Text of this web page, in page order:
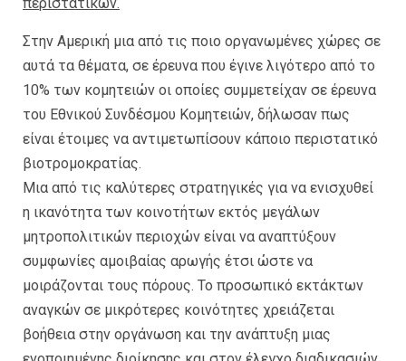
περιστατικών.
Στην Αμερική μια από τις ποιο οργανωμένες χώρες σε
αυτά τα θέματα, σε έρευνα που έγινε λιγότερο από το
10% των κομητειών οι οποίες συμμετείχαν σε έρευνα
του Εθνικού Συνδέσμου Κομητειών, δήλωσαν πως
είναι έτοιμες να αντιμετωπίσουν κάποιο περιστατικό
βιοτρομοκρατίας.
Μια από τις καλύτερες στρατηγικές για να ενισχυθεί
η ικανότητα των κοινοτήτων εκτός μεγάλων
μητροπολιτικών περιοχών είναι να αναπτύξουν
συμφωνίες αμοιβαίας αρωγής έτσι ώστε να
μοιράζονται τους πόρους. Το προσωπικό εκτάκτων
αναγκών σε μικρότερες κοινότητες χρειάζεται
βοήθεια στην οργάνωση και την ανάπτυξη μιας